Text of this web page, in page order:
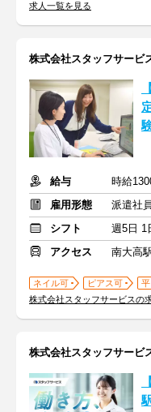
求人一覧を見る
株式会社スタッフサービ
給与
時給
雇用形態
派遣社員
シフト
週5日 1
アクセス
南大高
ネイル可 ピアス可 平
株式会社スタッフサービスの
株式会社スタッフサービ